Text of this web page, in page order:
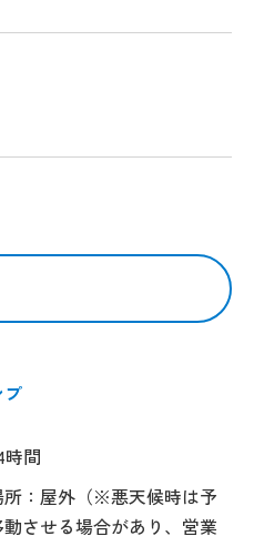
間
所：屋外（※悪天候時は予
させる場合があり、営業